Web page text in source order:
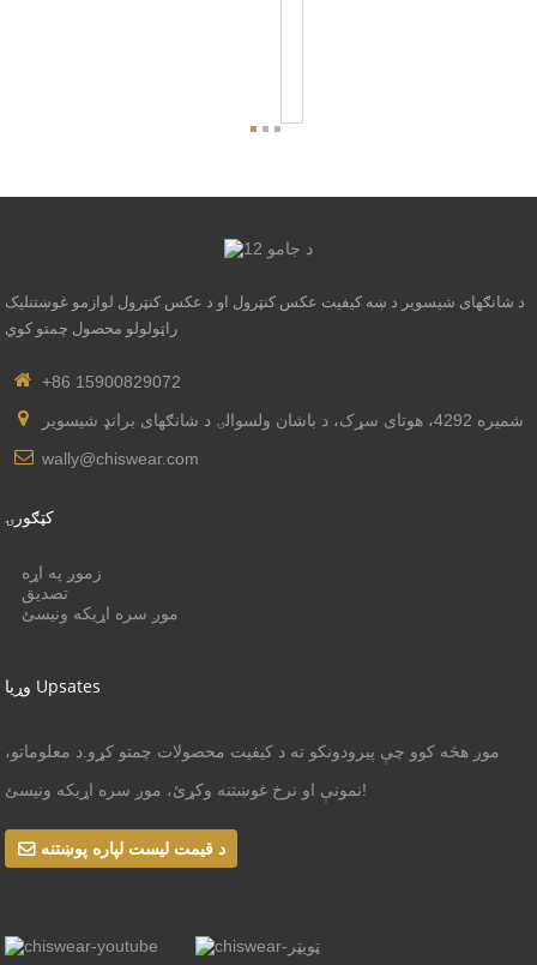
د شانګهای شیسویر د ښه کیفیت عکس کنټرول او د عکس کنټرول لوازمو غوښتنلیک
راټولولو محصول چمتو کوي
+86 15900829072
شمیره 4292، هوتای سړک، د باشان ولسوالۍ د شانګهای برانډ شیسویر
wally@chiswear.com
کټګورۍ
زموږ په اړه
تصدیق
موږ سره اړیکه ونیسئ
وړیا Upsates
موږ هڅه کوو چې پیرودونکو ته د کیفیت محصولات چمتو کړو.د معلوماتو،
نمونې او نرخ غوښتنه وکړئ، موږ سره اړیکه ونیسئ!
د قیمت لیست لپاره پوښتنه